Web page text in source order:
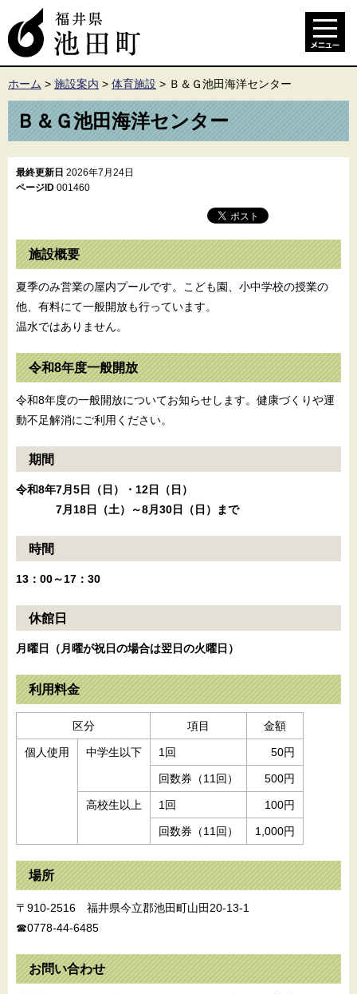
ホーム > 施設案内 > 体育施設 > Ｂ＆Ｇ池田海洋センター
Ｂ＆Ｇ池田海洋センター
最終更新日 2026年7月24日
ページID 001460
施設概要
夏季のみ営業の屋内プールです。こども園、小中学校の授業の
他、有料にて一般開放も行っています。
温水ではありません。
令和8年度一般開放
令和8年度の一般開放についてお知らせします。健康づくりや運
動不足解消にご利用ください。
期間
令和8年7月5日（日）・12日（日）
7月18日（土）～8月30日（日）まで
時間
13：00～17：30
休館日
月曜日（月曜が祝日の場合は翌日の火曜日）
利用料金
区分 項目 金額
個人使用 中学生以下 1回 50円
回数券（11回） 500円
高校生以上 1回 100円
回数券（11回） 1,000円
場所
〒910-2516 福井県今立郡池田町山田20-13-1
☎0778-44-6485
お問い合わせ